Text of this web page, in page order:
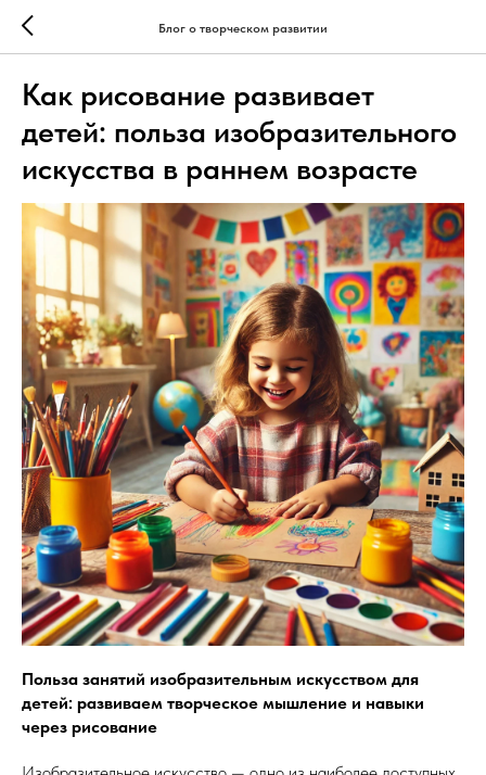
Блог о творческом развитии
Как рисование развивает
детей: польза изобразительного
искусства в раннем возрасте
Польза занятий изобразительным искусством для
детей: развиваем творческое мышление и навыки
через рисование